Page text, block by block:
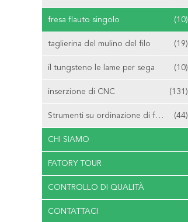
fresa flauto singolo (10)
taglierina del mulino del filo (19)
il tungsteno le lame per sega (10)
inserzione di CNC (131)
Strumenti su ordinazione di fresatura (44)
CHI SIAMO
FATORY TOUR
CONTROLLO DI QUALITÀ
CONTATTACI